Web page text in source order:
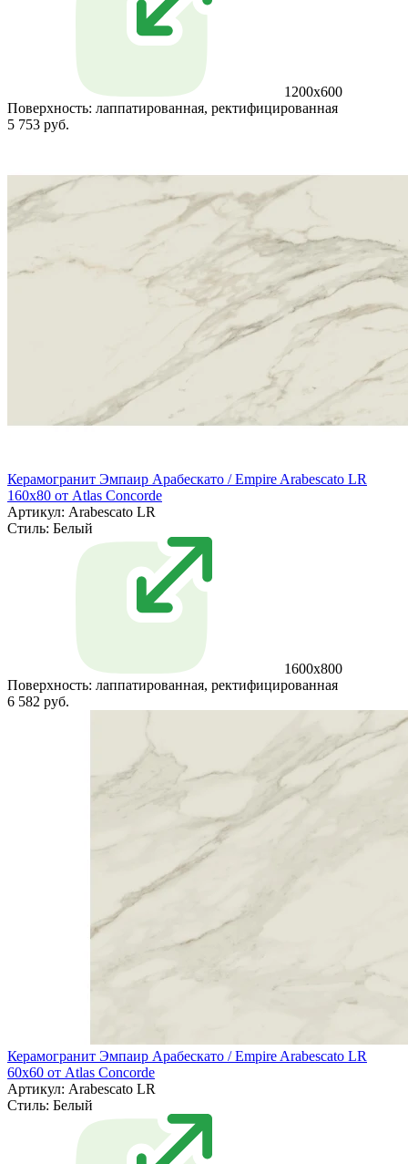
1200x600
Поверхность: лаппатированная, ректифицированная
5 753 руб.
Керамогранит Эмпаир Арабескато / Empire Arabescato LR
160x80 от Atlas Concorde
Артикул: Arabescato LR
Стиль: Белый
1600x800
Поверхность: лаппатированная, ректифицированная
6 582 руб.
Керамогранит Эмпаир Арабескато / Empire Arabescato LR
60x60 от Atlas Concorde
Артикул: Arabescato LR
Стиль: Белый